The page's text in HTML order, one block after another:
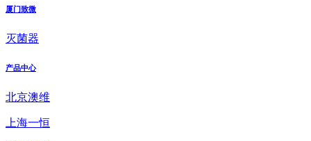
厦门致微
灭菌器
产品中心
北京澳维
上海一恒